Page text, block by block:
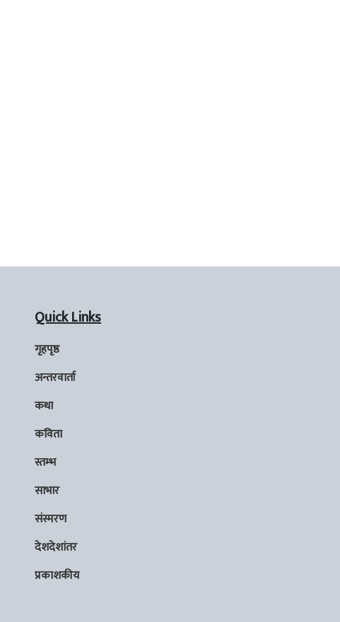
Quick Links
गृहपृष्ठ
अन्तरवार्ता
कथा
कविता
स्तम्भ
साभार
संस्मरण
देशदेशांतर
प्रकाशकीय